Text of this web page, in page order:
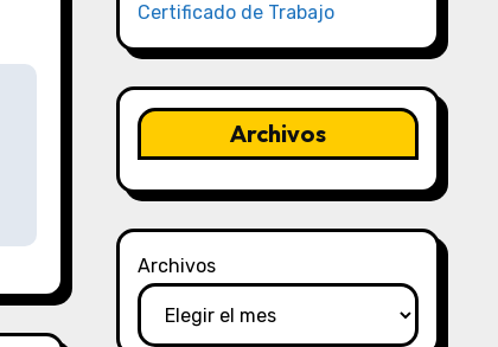
Certificado de Trabajo
Archivos
Archivos